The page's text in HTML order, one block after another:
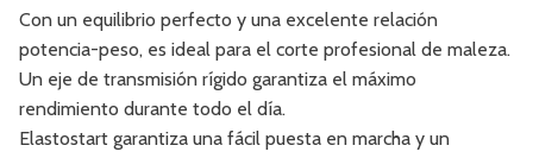
Con un equilibrio perfecto y una excelente relación
potencia-peso, es ideal para el corte profesional de maleza.
Un eje de transmisión rígido garantiza el máximo
rendimiento durante todo el día.
Elastostart garantiza una fácil puesta en marcha y un